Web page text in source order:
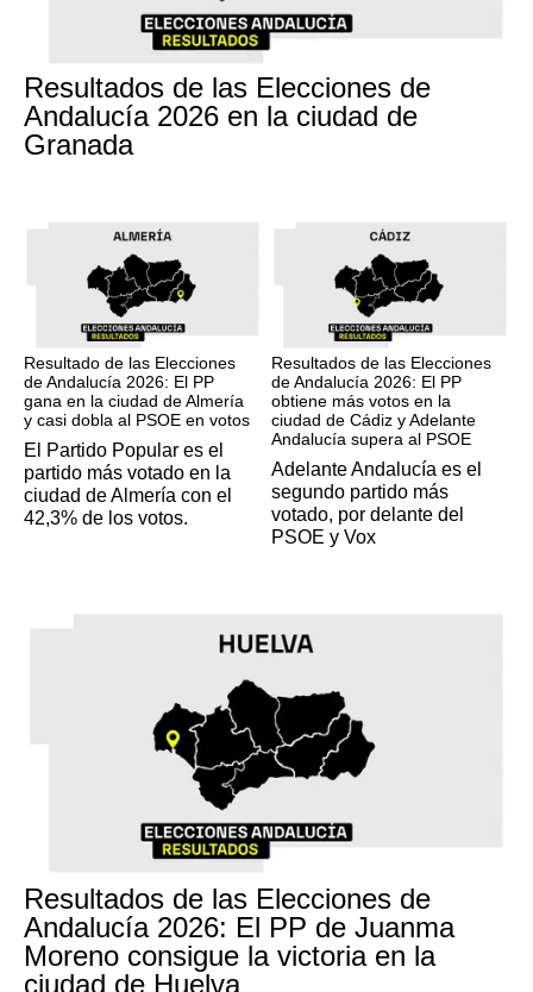
Resultados de las Elecciones de
Andalucía 2026 en la ciudad de
Granada
Resultado de las Elecciones
de Andalucía 2026: El PP
gana en la ciudad de Almería
y casi dobla al PSOE en votos
El Partido Popular es el
partido más votado en la
ciudad de Almería con el
42,3% de los votos.
Resultados de las Elecciones
de Andalucía 2026: El PP
obtiene más votos en la
ciudad de Cádiz y Adelante
Andalucía supera al PSOE
Adelante Andalucía es el
segundo partido más
votado, por delante del
PSOE y Vox
Resultados de las Elecciones de
Andalucía 2026: El PP de Juanma
Moreno consigue la victoria en la
ciudad de Huelva